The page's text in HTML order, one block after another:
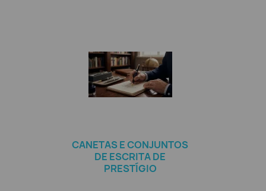
CANETAS E CONJUNTOS
DE ESCRITA DE
PRESTÍGIO